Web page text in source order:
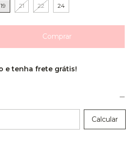
19 21 22 24
etenha frete grátis!
Calcular